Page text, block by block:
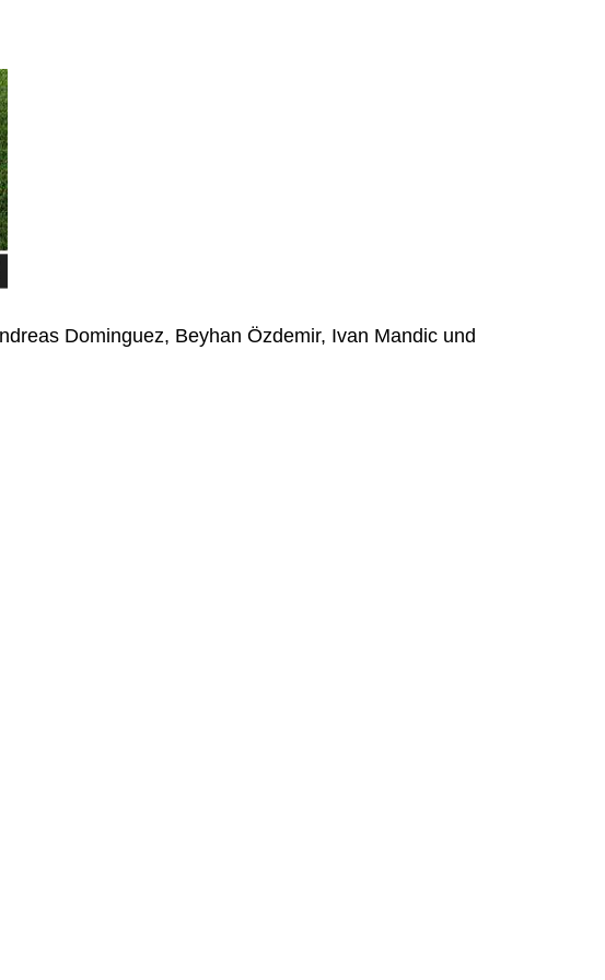
Dominguez, Beyhan Özdemir, Ivan Mandic und